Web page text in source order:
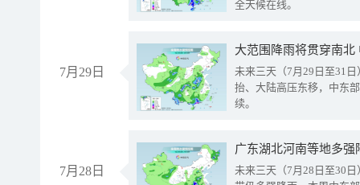
全天候在线。
7月29日
大范围降雨将贯穿南
未来三天（7月29日至31
抬、大陆高压东移，中东
续。
7月28日
广东湖北河南等地多
未来三天（7月28日至30